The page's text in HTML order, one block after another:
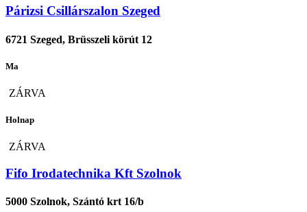
Párizsi Csillárszalon Szeged
6721 Szeged, Brüsszeli körút 12
Ma
ZÁRVA
Holnap
ZÁRVA
Fifo Irodatechnika Kft Szolnok
5000 Szolnok, Szántó krt 16/b